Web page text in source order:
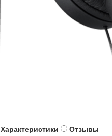
Характеристики
Отзывы